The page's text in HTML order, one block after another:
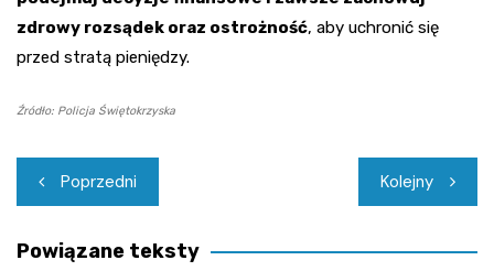
zdrowy rozsądek oraz ostrożność, aby uchronić się
przed stratą pieniędzy.
Źródło: Policja Świętokrzyska
Nawigacja
wpisu
Poprzedni Kolejny
Powiązane teksty